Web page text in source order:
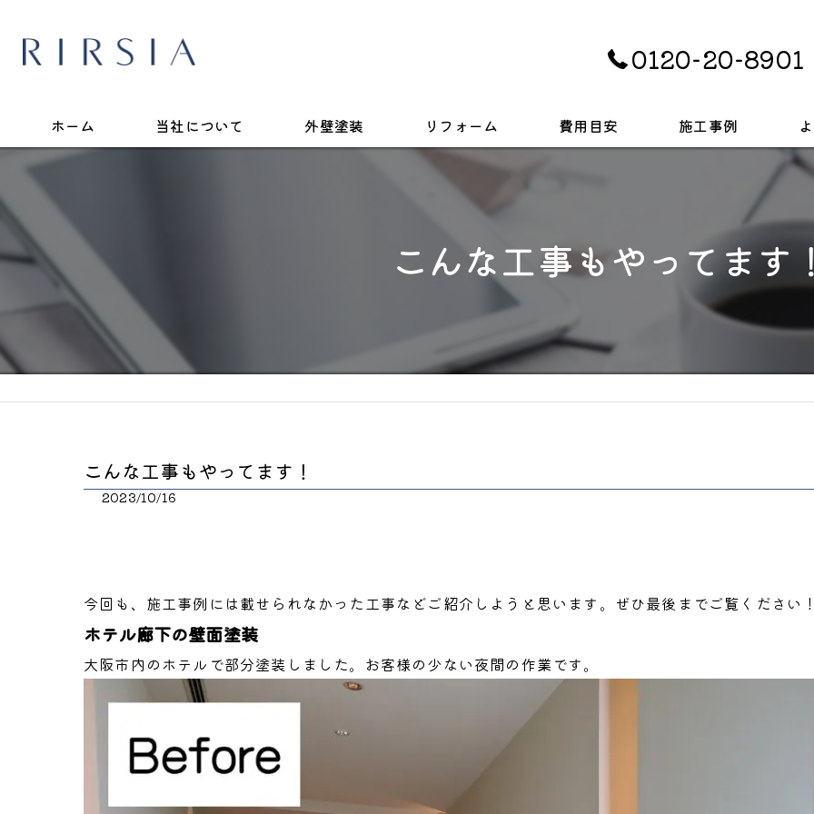
0120-20-8901
ホーム 当社について 外壁塗装 リフォーム
キッチン
トイレ
費用目安 施工事例
こんな工事もやってます
こんな工事もやってます！
2023/10/16
今回も、施工事例には載せられなかった工事などご紹介しようと思います。ぜひ最後までご覧ください
ホテル廊下の壁面塗装
大阪市内のホテルで部分塗装しました。お客様の少ない夜間の作業です。